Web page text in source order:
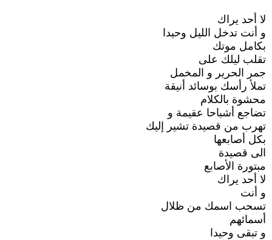
لا أحد يراك
و أنت تدخل الليل وحيدا
بكامل موتك
تقلب ليلك على
جمر الحرير و المخمل
تملأ رأسك بوسائد أنيقة
محشوة بالكلام
تضاجع أشباحا عقيمة و
تهرب من قصيدة تشير إليك
بكل أصابعها
الى قصيدة
مبتورة الأصابع
لا أحد يراك
و أنت
تسحب اسمك من ظلال
أسمائهم
و تبقى وحيدا